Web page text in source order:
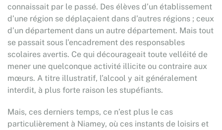
connaissait par le passé. Des élèves d’un établissement
d’une région se déplaçaient dans d’autres régions ; ceux
d’un département dans un autre département. Mais tout
se passait sous l’encadrement des responsables
scolaires avertis. Ce qui décourageait toute velléité de
mener une quelconque activité illicite ou contraire aux
mœurs. A titre illustratif, l’alcool y ait généralement
interdit, à plus forte raison les stupéfiants.
Mais, ces derniers temps, ce n’est plus le cas
particulièrement à Niamey, où ces instants de loisirs et